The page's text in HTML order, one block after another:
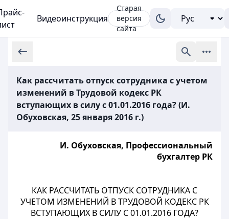
Видеоинструкция
Старая
версия
сайта
Как рассчитать отпуск сотрудника с учетом
изменений в Трудовой кодекс РК
вступающих в силу с 01.01.2016 года? (И.
Обуховская, 25 января 2016 г.)
И. Обуховская, Профессиональный
бухгалтер РК
КАК РАССЧИТАТЬ ОТПУСК СОТРУДНИКА С
УЧЕТОМ ИЗМЕНЕНИЙ В ТРУДОВОЙ КОДЕКС РК
ВСТУПАЮЩИХ В СИЛУ С 01.01.2016 ГОДА?